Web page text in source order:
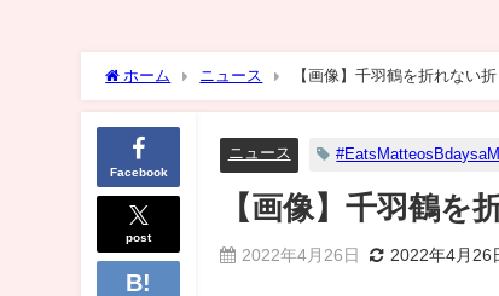
ホーム ニュース 【画像】千羽鶴を折れない
Facebook
post
ニュース
【画像】千羽鶴を
2022年4月26日 2022年4月26